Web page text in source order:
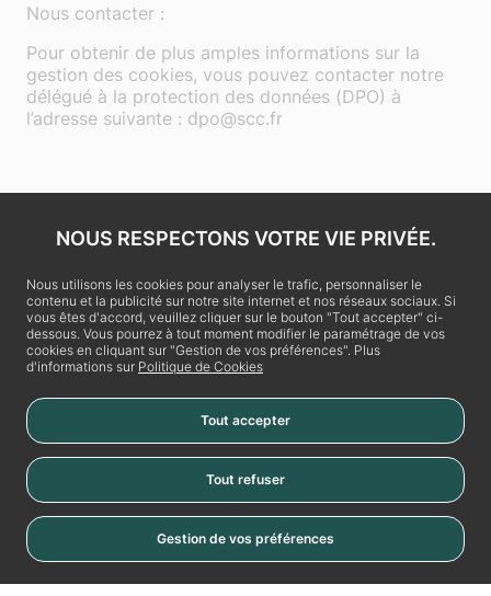
Nous contacter :
Pour obtenir de plus amples informations sur la
gestion des cookies, vous pouvez contacter notre
délégué à la protection des données (DPO) à
l’adresse suivante : dpo@scc.fr
NOUS RESPECTONS VOTRE VIE PRIVÉE.
Nous utilisons les cookies pour analyser le trafic, personnaliser le
contenu et la publicité sur notre site internet et nos réseaux sociaux. Si
vous êtes d'accord, veuillez cliquer sur le bouton "Tout accepter" ci-
dessous. Vous pourrez à tout moment modifier le paramétrage de vos
cookies en cliquant sur "Gestion de vos préférences". Plus
d'informations sur Politique de Cookies
Tout accepter
Tout refuser
Gestion de vos préférences